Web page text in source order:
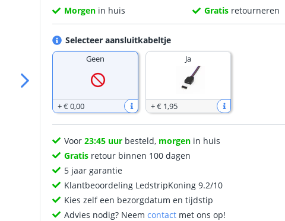
Morgen in huis Gratis retourneren
Selecteer aansluitkabeltje
Geen
+€ 0,00
Ja
+€ 1,95
Voor23:45 uur besteld, morgen in huis
Gratis retour binnen 100 dagen
5 jaar garantie
Klantbeoordeling LedstripKoning 9.2/10
Kies zelf een bezorgdatum en tijdstip
Advies nodig? Neemcontact met ons op!